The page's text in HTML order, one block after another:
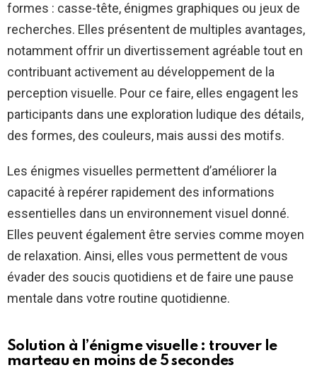
formes : casse-tête, énigmes graphiques ou jeux de
recherches. Elles présentent de multiples avantages,
notamment offrir un divertissement agréable tout en
contribuant activement au développement de la
perception visuelle. Pour ce faire, elles engagent les
participants dans une exploration ludique des détails,
des formes, des couleurs, mais aussi des motifs.
Les énigmes visuelles permettent d’améliorer la
capacité à repérer rapidement des informations
essentielles dans un environnement visuel donné.
Elles peuvent également être servies comme moyen
de relaxation. Ainsi, elles vous permettent de vous
évader des soucis quotidiens et de faire une pause
mentale dans votre routine quotidienne.
Solution à l’énigme visuelle : trouver le
marteau en moins de 5 secondes